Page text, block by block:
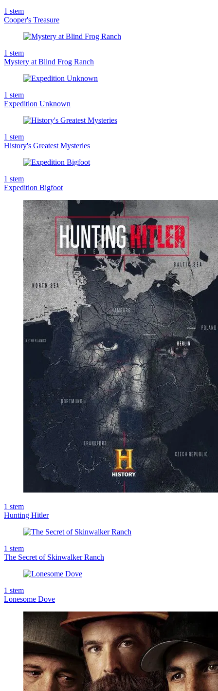
1 stem
Cooper's Treasure
1 stem
Mystery at Blind Frog Ranch
1 stem
Expedition Unknown
1 stem
History's Greatest Mysteries
1 stem
Expedition Bigfoot
1 stem
Hunting Hitler
1 stem
The Secret of Skinwalker Ranch
1 stem
Lonesome Dove